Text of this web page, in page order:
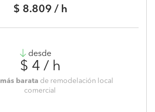
$ 8.809 / h
desde
$ 4 / h
más barata de remodelación local
comercial